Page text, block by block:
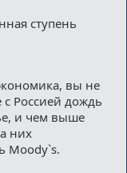
ступень
вы не
с Россией дождь
и чем выше
них
Moody`s.